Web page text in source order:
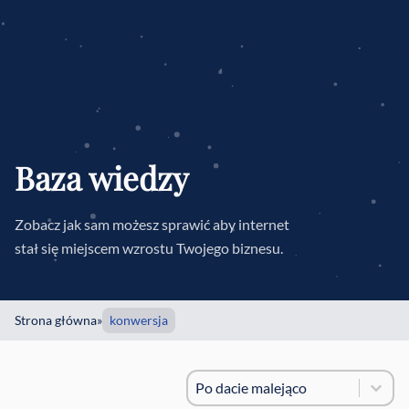
Baza wiedzy
Zobacz jak sam możesz sprawić aby internet
stał się miejscem wzrostu Twojego biznesu.
Strona główna» konwersja
Sortowanie
Sort content
Po dacie malejąco
Sort content